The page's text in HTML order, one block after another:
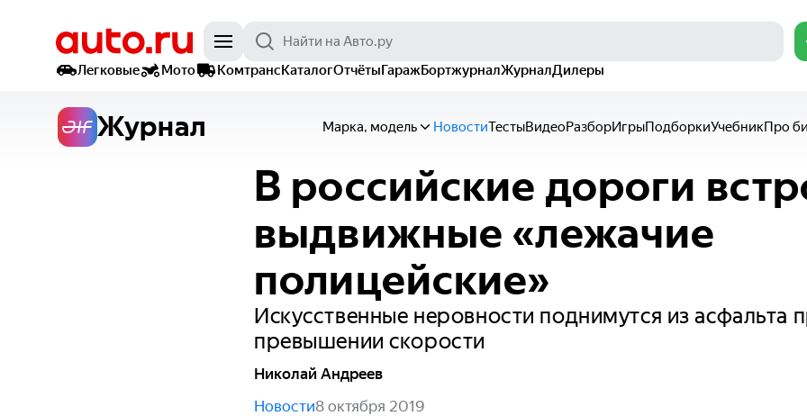
Легковые
Мото КомтрансКаталогОтчётыГаражБортжурналЖурналДилеры
Журнал Марка, модель НовостиТестыВидеоРазборИгрыПодборкиУчебникПро
В российские дороги
выдвижные «лежачие
полицейские»
Искусственные неровности поднимутся из асфальта
превышении скорости
Николай Андреев
Новости8 октября 2019